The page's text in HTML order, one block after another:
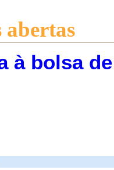
à bolsa